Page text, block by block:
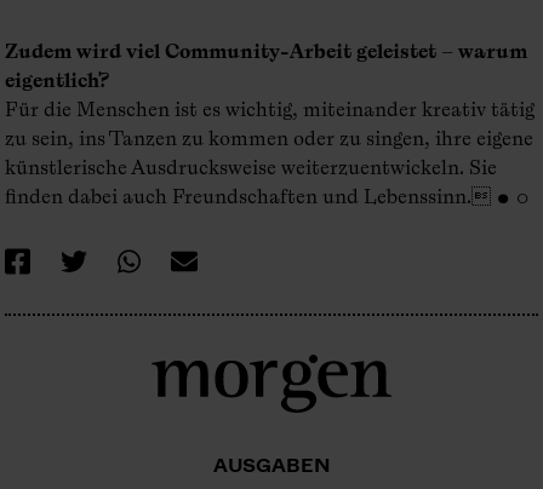
Zudem wird viel Community-Arbeit geleistet – warum
eigentlich?
Für die Menschen ist es wichtig, miteinander kreativ tätig
zu sein, ins Tanzen zu kommen oder zu singen, ihre eigene
künstlerische Ausdrucksweise weiterzuentwickeln. Sie
finden dabei auch Freundschaften und Lebenssinn. ● ○
AUSGABEN